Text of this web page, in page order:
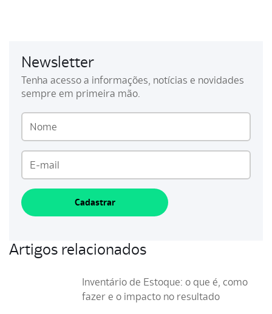
Newsletter
Tenha acesso a informações, notícias e novidades
sempre em primeira mão.
Cadastrar
Artigos relacionados
Inventário de Estoque: o que é, como
fazer e o impacto no resultado